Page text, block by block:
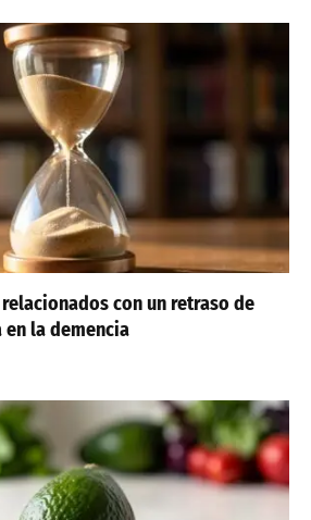
con un retraso de
en la demencia